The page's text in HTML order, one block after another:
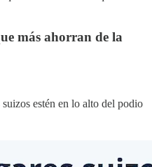
más ahorran de la
estén en lo alto del podio